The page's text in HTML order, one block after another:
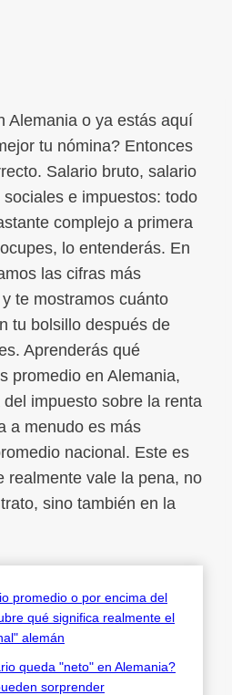
Alemania o ya estás aquí
tu nómina? Entonces
Salario bruto, salario
e impuestos: todo
complejo a primera
lo entenderás. En
las cifras más
te mostramos cuánto
tu bolsillo después de
Aprenderás qué
promedio en Alemania,
impuesto sobre la renta
a menudo es más
nacional. Este es
realmente vale la pena, no
sino también en la
promedio o por encima del
qué significa realmente el
alemán
queda "neto" en Alemania?
sorprender